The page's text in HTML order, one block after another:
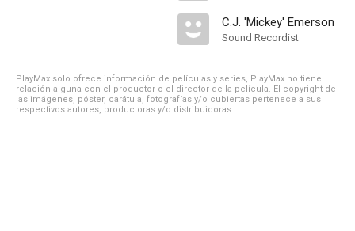
C.J. 'Mickey' Emerson
Sound Recordist
PlayMax solo ofrece información de películas y series, PlayMax no tiene
relación alguna con el productor o el director de la película. El copyright de
las imágenes, póster, carátula, fotografías y/o cubiertas pertenece a sus
respectivos autores, productoras y/o distribuidoras.